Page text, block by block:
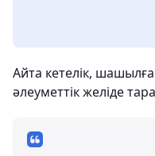
Айта кетелік,
әлеуметтік желіде